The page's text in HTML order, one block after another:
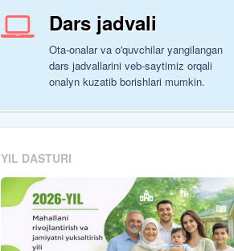
Dars jadvali
Ota-onalar va o'quvchilar yangilangan
dars jadvallarini veb-saytimiz orqali
onalyn kuzatib borishlari mumkin.
YIL DASTURI